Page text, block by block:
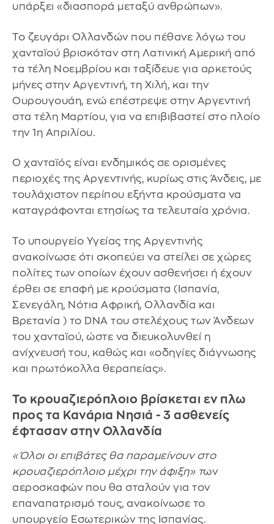
υπάρξει «διασπορά μεταξύ ανθρώπων».
Το ζευγάρι Ολλανδών που πέθανε λόγω του
χανταϊού βρισκόταν στη Λατινική Αμερική από
τα τέλη Νοεμβρίου και ταξίδευε για αρκετούς
μήνες στην Αργεντινή, τη Χιλή, και την
Ουρουγουάη, ενώ επέστρεψε στην Αργεντινή
στα τέλη Μαρτίου, για να επιβιβαστεί στο πλοίο
την 1η Απριλίου.
Ο χανταϊός είναι ενδημικός σε ορισμένες
περιοχές της Αργεντινής, κυρίως στις Άνδεις, με
τουλάχιστον περίπου εξήντα κρούσματα να
καταγράφονται ετησίως τα τελευταία χρόνια.
Το υπουργείο Υγείας της Αργεντινής
ανακοίνωσε ότι σκοπεύει να στείλει σε χώρες
πολίτες των οποίων έχουν ασθενήσει ή έχουν
έρθει σε επαφή με κρούσματα (Ισπανία,
Σενεγάλη, Νότια Αφρική, Ολλανδία και
Βρετανία ) το DNA του στελέχους των Άνδεων
του χανταϊού, ώστε να διευκολυνθεί η
ανίχνευσή του, καθώς και «οδηγίες διάγνωσης
και πρωτόκολλα θεραπείας».
Το κρουαζιερόπλοιο βρίσκεται εν πλω
προς τα Κανάρια Νησιά - 3 ασθενείς
έφτασαν στην Ολλανδία
«Όλοι οι επιβάτες θα παραμείνουν στο
κρουαζιερόπλοιο μέχρι την άφιξη» των
αεροσκαφών που θα σταλούν για τον
επαναπατρισμό τους, ανακοίνωσε το
υπουργείο Εσωτερικών της Ισπανίας.